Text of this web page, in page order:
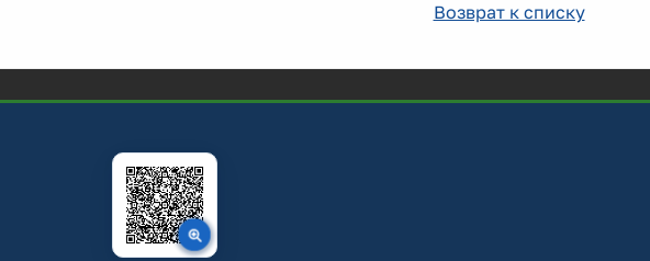
Возврат к списку